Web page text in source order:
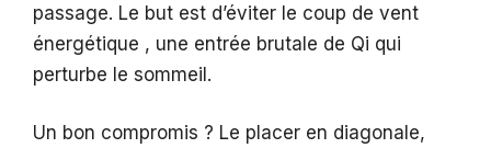
passage. Le but est d’éviter le coup de vent
énergétique , une entrée brutale de Qi qui
perturbe le sommeil.
Un bon compromis ? Le placer en diagonale,